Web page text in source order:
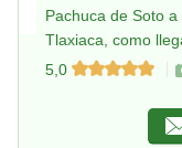
Pachuca de Soto
Tlaxiaca, como
5,0